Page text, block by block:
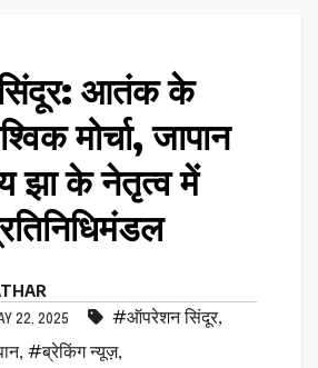
आतंक के
मोर्चा, जापान
झा के नेतृत्व में
22, 2025 #ऑपरेशन सिंदूर,
, #ब्रेकिंग न्यूज़,